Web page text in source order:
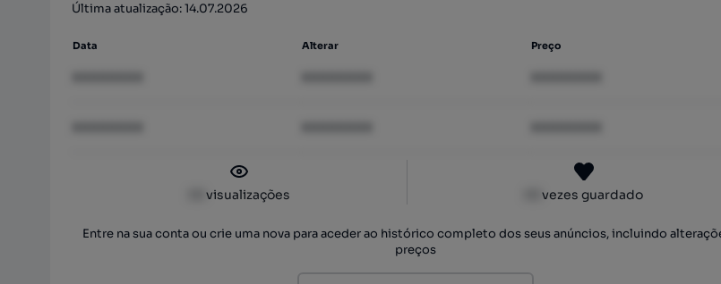
Última atualização: 14.07.2026
Data Alterar Preço
visualizações vezes guardado
Entre na sua conta ou crie uma nova para aceder ao histórico completo dos seus anúncios, incluindo
preços